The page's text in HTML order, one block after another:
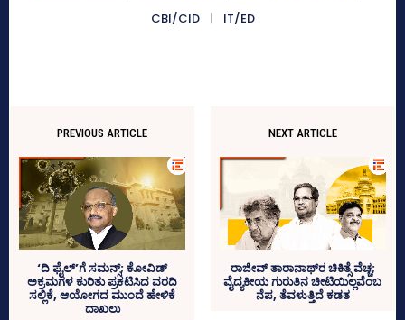
CBI/CID
IT/ED
PREVIOUS ARTICLE
‘ದಿ ಫೈಲ್‌’ಗೆ ಸಮನ್ಸ್‌; ಕೋವಿಡ್‌
ಅಕ್ರಮಗಳ ಕುರಿತು ಪ್ರಕಟಿಸಿದ ವರದಿ
ಸಲ್ಲಿಕೆ, ಆಯೋಗದ ಮುಂದೆ ಹೇಳಿಕೆ
ದಾಖಲು
NEXT ARTICLE
ರಾಜೀವ್‌ ತಾರಾನಾಥ್‌ರ ಚಿಕಿತ್ಸೆ ವೆಚ್ಚ;
ವೈದ್ಯಕೀಯ ಗುರುತಿನ ಚೀಟಿಯಿಲ್ಲವೆಂಬ
ನೆಪ, ತೆವಳುತ್ತಿದೆ ಕಡತ